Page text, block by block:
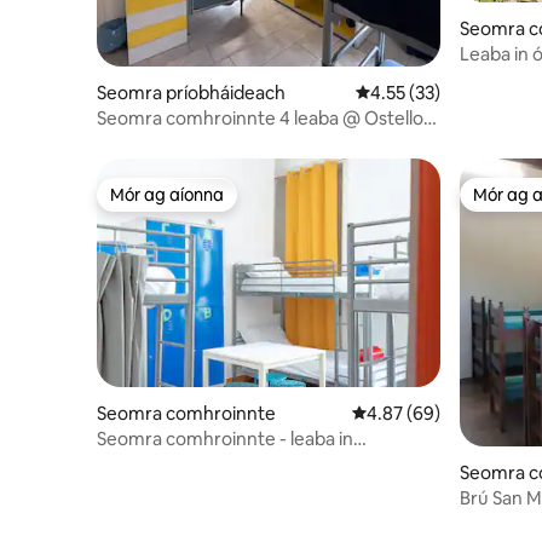
Seomra príobháideach Meánrátáil 4.55 as 5,
4.55 (33)
Seomra comhroinnte 4 leaba @ Ostello
Seomra
Leaba in
Mór ag aíonna
Mór ag aíonna
Seomra comhroinnte Meánrátáil 4.87 as 5,
4.87 (69)
Seomra comhroinnte - leaba in
Mór ag
Mór ag
Seomra
Brú San